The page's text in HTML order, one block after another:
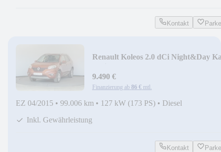
Kontakt
Renault Koleos 2.0 dCi Night&Day
9.490 €
Finanzierung ab 86 € mtl.
EZ 04/2015 • 99.006 km • 127 kW (173 PS) • Diesel
Inkl. Gewährleistung
Kontakt